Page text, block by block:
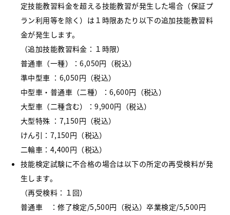
定技能教習料金を超える技能教習が発生した場合（保証プ
ラン利用等を除く）は１時限あたり以下の追加技能教習料
金が発生します。
（追加技能教習料金：１時限）
普通車（一種）：6,050円（税込）
準中型車 ：6,050円（税込）
中型車・普通車（二種）：6,600円（税込）
大型車（二種含む）：9,900円（税込）
大型特殊 ：7,150円（税込）
けん引：7,150円（税込）
二輪車：4,400円（税込）
技能検定試験に不合格の場合は以下の所定の再受検料が発
生します。
（再受検料：１回）
普通車 ：修了検定/5,500円（税込）卒業検定/5,500円